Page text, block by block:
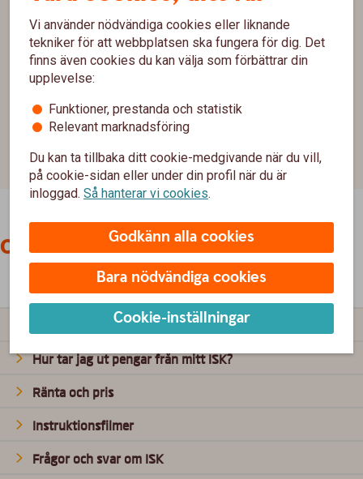
som hänförs till vissa särskilda angivna händelser, t ex
försäljning av privatbostad, med högst 5 000 000 kr.
Riksgälden betalar ut ersättningen inom 7 arbetsdagar
från den dag som banken försattes i konkurs eller
Finansinspektionen beslutade att garantin ska träda in.
Investerarskyddet
Insättningsgarantin
Om Investeringssparkonto
Så fungerar ISK
Hur tar jag ut pengar från mitt ISK?
Ränta och pris
Instruktionsfilmer
Frågor och svar om ISK
Vi använder nödvändiga cookies eller liknande
tekniker för att webbplatsen ska fungera för dig. Det
finns även cookies du kan välja som förbättrar din
upplevelse:
Funktioner, prestanda och statistik
Relevant marknadsföring
Du kan ta tillbaka ditt cookie-medgivande när du vill,
på cookie-sidan eller under din profil när du är
inloggad. Så hanterar vi cookies.
Godkänn alla cookies
Bara nödvändiga cookies
Cookie-inställningar